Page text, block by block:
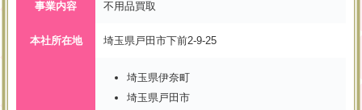
事業内容 不用品買取
本社所在地 埼玉県戸田市下前2-9-25
埼玉県伊奈町
埼玉県戸田市